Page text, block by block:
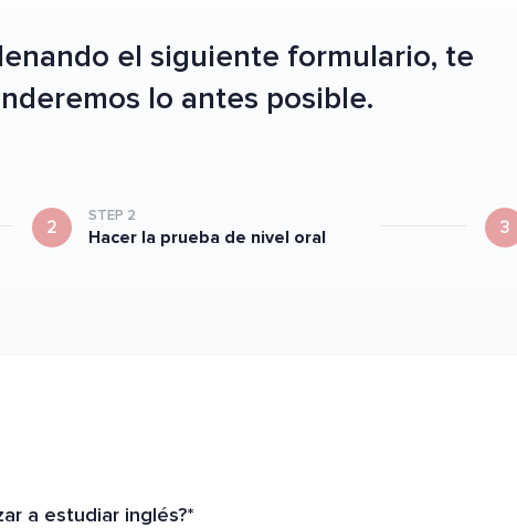
el siguiente formulario, te
lo antes posible.
2
STEP 2
Hacer la prueba de nivel oral 3
a estudiar inglés?*